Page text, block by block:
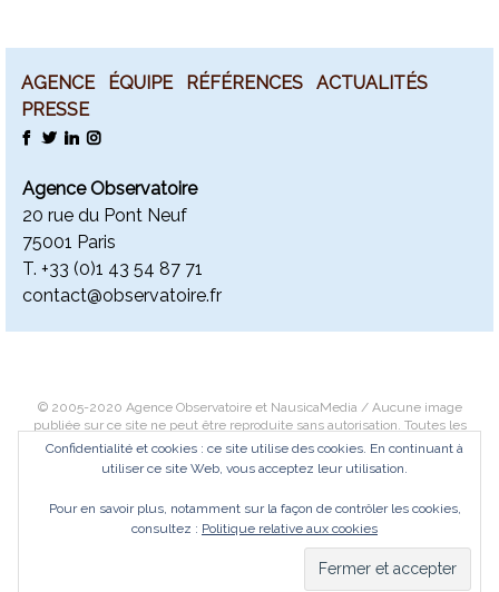
Agence Observatoire
20 rue du Pont Neuf
75001 Paris
T. +33 (0)1 43 54 87 71
contact@observatoire.fr
AGENCE ÉQUIPE RÉFÉRENCES
ACTUALITÉS
PRESSE
FACEBOOK
© 2005-2020 Agence Observatoire et NausicaMedia / Aucune image
publiée sur ce site ne peut être reproduite sans autorisation. Toutes les
images font l’objet d’un copyright. Des photographies haute-définition
peuvent être téléchargées dans un objectif éditorial exclusivement.
Consultez notre politique de confidentialité
© 2005-2020 Agence Observatoire and NausicaMedia / No image
published on this site can be reproduced without permission. All images are
copyrighted. Some high definition photos can be downloaded, exclusively for
Check our privacy policy.
Confidentialité et cookies : ce site utilise des cookies. En continuant à
utiliser ce site Web, vous acceptez leur utilisation.
Pour en savoir plus, notamment sur la façon de contrôler les cookies,
consultez : Politique relative aux cookies